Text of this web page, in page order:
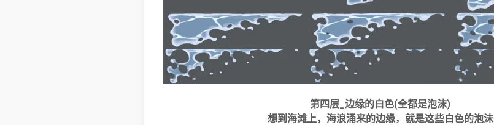
第四层_边缘的白色(全都是泡沫)
想到海滩上，海浪涌来的边缘，就是这些白色的泡沫